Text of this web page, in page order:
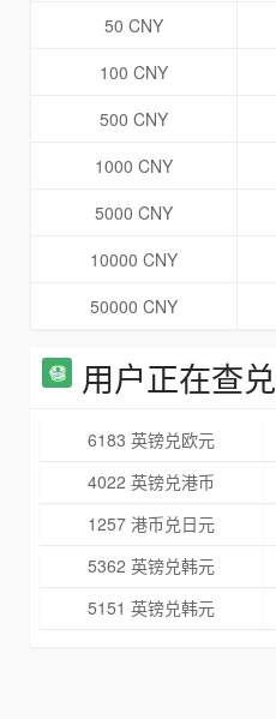
50 CNY
100 CNY
500 CNY
1000 CNY
5000 CNY
10000 CNY
50000 CNY
用户正在查兑
6183 英镑兑欧元
4022 英镑兑港币
1257 港币兑日元
5362 英镑兑韩元
5151 英镑兑韩元